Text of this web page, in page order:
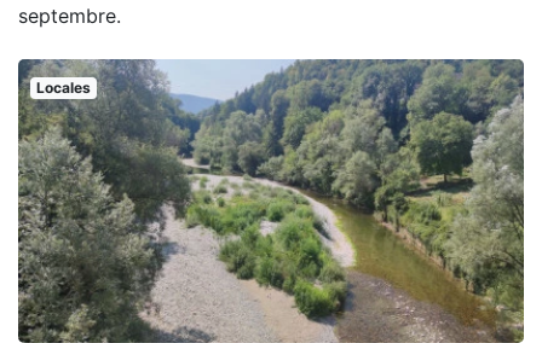
septembre.
Locales